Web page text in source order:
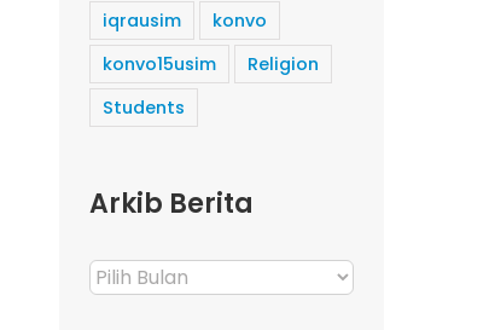
iqrausim
konvo
konvo15usim
Religion
Students
Arkib Berita
Arkib
Berita